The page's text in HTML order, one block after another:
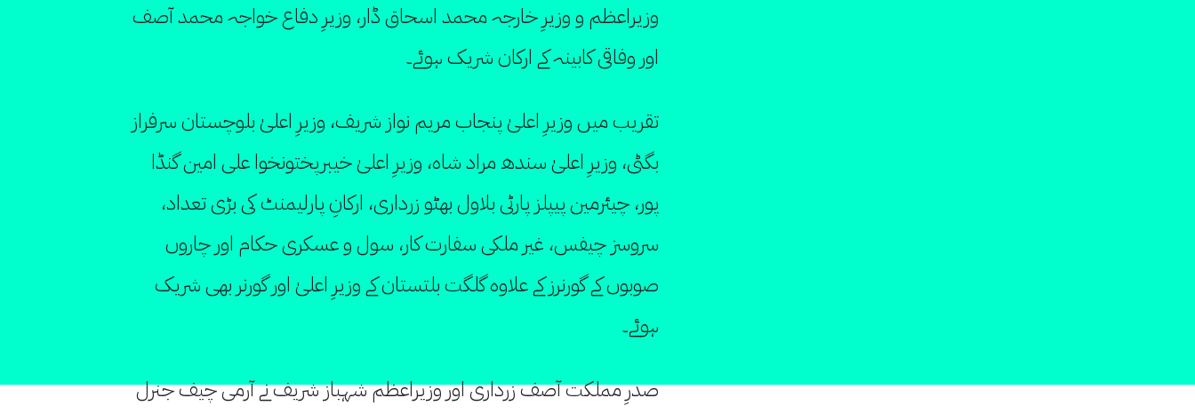
وزیراعظم و وزیرِ خارجہ محمد اسحاق ڈار، وزیرِ دفاع خواجہ محمد آصف
اور وفاقی کابینہ کے ارکان شریک ہوئے۔
تقریب میں وزیرِ اعلیٰ پنجاب مریم نواز شریف، وزیرِ اعلیٰ بلوچستان سرفراز
بگٹی، وزیرِ اعلیٰ سندھ مراد شاہ، وزیرِ اعلیٰ خیبرپختونخوا علی امین گنڈا
پور، چیئرمین پیپلز پارٹی بلاول بھٹو زرداری، ارکانِ پارلیمنٹ کی بڑی تعداد،
سروسز چیفس، غیر ملکی سفارت کار، سول و عسکری حکام اور چاروں
صوبوں کے گورنرز کے علاوہ گلگت بلتستان کے وزیرِ اعلیٰ اور گورنر بھی شریک
ہوئے۔
صدرِ مملکت آصف زرداری اور وزیراعظم شہباز شریف نے آرمی چیف جنرل